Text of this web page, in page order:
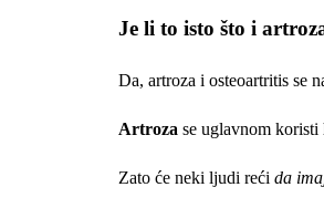
Je li to isto što i
Da, artroza i osteoartritis se
Artroza se uglavnom koristi
Zato će neki ljudi reći da